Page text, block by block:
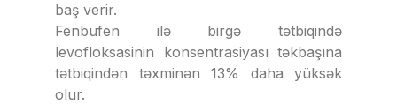
baş verir.
Fenbufen ilə birgə tətbiqində
levofloksasinin konsentrasiyası təkbaşına
tətbiqindən təxminən 13% daha yüksək
olur.